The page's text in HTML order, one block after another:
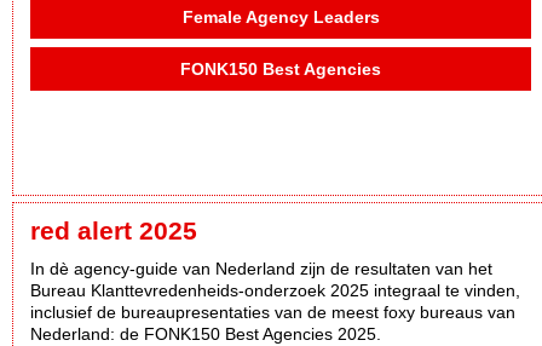
Female Agency Leaders
FONK150 Best Agencies
red alert 2025
In dè agency-guide van Nederland zijn de resultaten van het
Bureau Klanttevredenheids-onderzoek 2025 integraal te vinden,
inclusief de bureaupresentaties van de meest foxy bureaus van
Nederland: de FONK150 Best Agencies 2025.